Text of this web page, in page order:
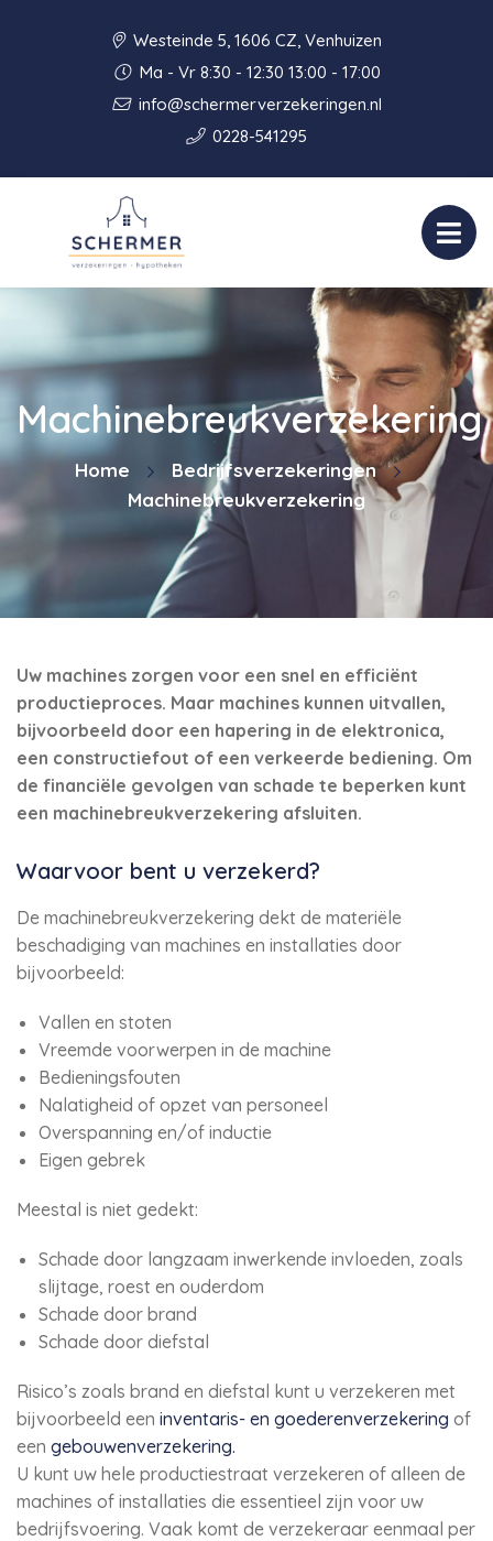
Westeinde 5, 1606 CZ, Venhuizen
Ma - Vr 8:30 - 12:30 13:00 - 17:00
info@schermerverzekeringen.nl
0228-541295
Machinebreukverzekering
Home
Bedrijfsverzekeringen
Machinebreukverzekering
Uw machines zorgen voor een snel en efficiënt
productieproces. Maar machines kunnen uitvallen,
bijvoorbeeld door een hapering in de elektronica,
een constructiefout of een verkeerde bediening. Om
de financiële gevolgen van schade te beperken kunt
een machinebreukverzekering afsluiten.
Waarvoor bent u verzekerd?
De machinebreukverzekering dekt de materiële
beschadiging van machines en installaties door
bijvoorbeeld:
Vallen en stoten
Vreemde voorwerpen in de machine
Bedieningsfouten
Nalatigheid of opzet van personeel
Overspanning en/of inductie
Eigen gebrek
Meestal is niet gedekt:
Schade door langzaam inwerkende invloeden, zoals
slijtage, roest en ouderdom
Schade door brand
Schade door diefstal
Risico’s zoals brand en diefstal kunt u verzekeren met
bijvoorbeeld een inventaris- en goederenverzekering of
een gebouwenverzekering.
U kunt uw hele productiestraat verzekeren of alleen de
machines of installaties die essentieel zijn voor uw
bedrijfsvoering. Vaak komt de verzekeraar eenmaal per